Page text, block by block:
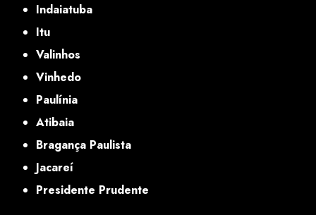
Indaiatuba
Itu
Valinhos
Vinhedo
Paulínia
Atibaia
Bragança Paulista
Jacareí
Presidente Prudente